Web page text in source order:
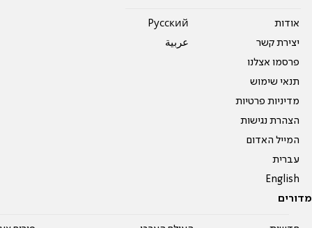
אודות
יצירת קשר
פרסמו אצלנו
תנאי שימוש
מדיניות פרטיות
הצהרת נגישות
המייל האדום
עברית
English
Pусский
عربية
מדורים